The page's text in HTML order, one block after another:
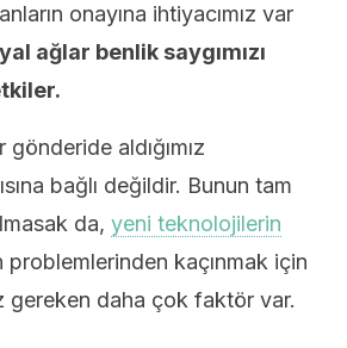
onayına ihtiyacımız var
ağlar benlik saygımızı
aldığımız
bağlı değildir. Bunun tam
da, yeni teknolojilerin
problemlerinden kaçınmak için
gereken daha çok faktör var.